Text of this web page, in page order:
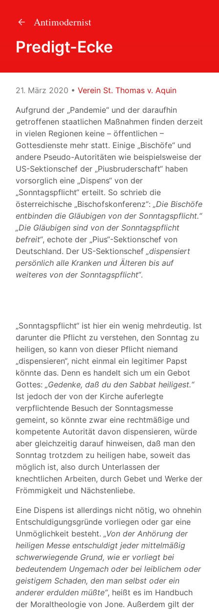
Antimodernist
Predigt-Ecke
21. März 2020 • Verein St. Thomas v. Aquin
Aufgrund der „Pandemie“ und der daraufhin
getroffenen staatlichen Maßnahmen finden derzeit
in vielen Regionen keine – öffentlichen –
Gottesdienste mehr statt. Einige „Bischöfe“ und
andere Pseudo-Autoritäten wie beispielsweise der
US-Sektionschef der „Piusbruderschaft“ haben
vorsorglich eine „Dispens“ von der
„Sonntagspflicht“ erteilt. So schrieb die
österreichische „Bischofskonferenz“: „Die Bischöfe
entbinden die Gläubigen von der Sonntagspflicht.“
„Die Gläubigen sind von der Sonntagspflicht
befreit“, echote der „Pius“-Sektionschef von
Deutschland. Der US-Sektionschef „dispensiert
persönlich alle Kranken und Älteren bis auf
weiteres von der Sonntagspflicht“.
„Sonntagspflicht“ ist hier ein wenig mehrdeutig. Ist
darunter die Pflicht zu verstehen, den Sonntag zu
heiligen, so kann von dieser Pflicht niemand
„dispensieren“, nicht einmal ein legitimer Papst
könnte das. Denn es handelt sich um ein Gebot
Gottes: „Gedenke, daß du den Sabbat heiligest.“
Ist jedoch der von der Kirche auferlegte
verpflichtende Besuch der Sonntagsmesse
gemeint, so könnte zwar eine rechtmäßige und
kompetente Autorität davon dispensieren, würde
aber gleichzeitig darauf hinweisen, daß man den
Sonntag trotzdem zu heiligen habe, soweit das
möglich ist, also durch Unterlassen der
knechtlichen Arbeiten, durch Gebet und Werke der
Frömmigkeit und Nächstenliebe.
Eine Dispens ist allerdings nicht nötig, wo ohnehin
Entschuldigungsgründe vorliegen oder gar eine
Unmöglichkeit besteht. „Von der Anhörung der
heiligen Messe entschuldigt jeder mittelmäßig
schwerwiegende Grund, wie er vorliegt bei
bedeutendem Ungemach oder bei leiblichem oder
geistigem Schaden, den man selbst oder ein
anderer erdulden müßte“, heißt es im Handbuch
der Moraltheologie von Jone. Außerdem gilt der